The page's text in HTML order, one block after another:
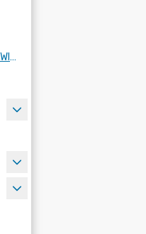
TRANSMISJA OBRAD RADY POWIATU ZGORZELECKIEGO